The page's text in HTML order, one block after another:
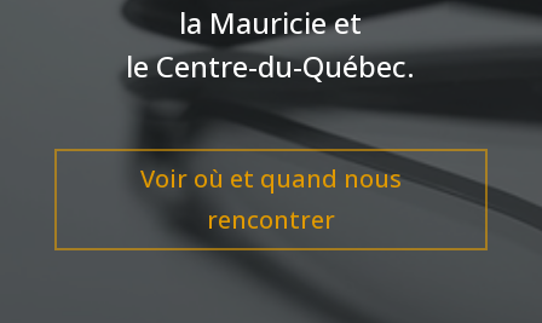
la Mauricie et
le Centre‑du‑Québec.
Voir où et quand nous
rencontrer